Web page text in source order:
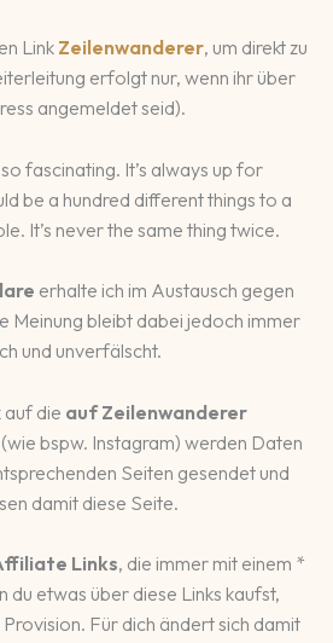
Link Zeilenwanderer, um direkt zu
erfolgt nur, wenn ihr über
angemeldet seid).
fascinating. It’s always up for
be a hundred different things to a
It’s never the same thing twice.
erhalte ich im Austausch gegen
Meinung bleibt dabei jedoch immer
und unverfälscht.
auf die auf Zeilenwanderer
(wie bspw. Instagram) werden Daten
Seiten gesendet und
damit diese Seite.
Links, die immer mit einem *
du etwas über diese Links kaufst,
Für dich ändert sich damit